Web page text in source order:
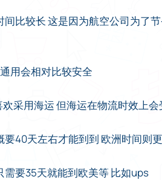
比较长 这是因为航空公司为了
用会相对比较安全
采用海运 但海运在物流时效上
40天左右才能到到 欧洲时间则
要35天就能到欧美等 比如ups